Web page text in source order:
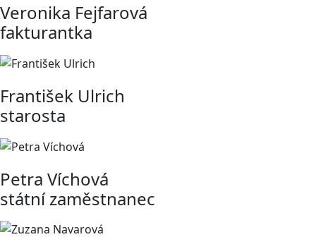
Veronika Fejfarová
fakturantka
František Ulrich
starosta
Petra Víchová
státní zaměstnanec